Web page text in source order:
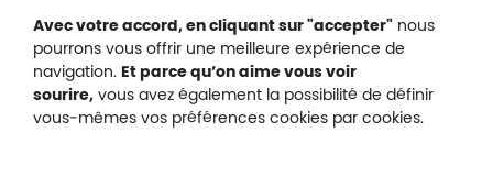
Malakoff Humanis sur Facebook
Malakoff Humanis sur YouTube
Malakoff Humanis sur X
Malakoff Humanis
Avec votre accord, en cliquant sur "accepter" nous
pourrons vous offrir une meilleure expérience de
navigation. Et parce qu’on aime vous voir
sourire, vous avez également la possibilité de définir
vous-mêmes vos préférences cookies par cookies.